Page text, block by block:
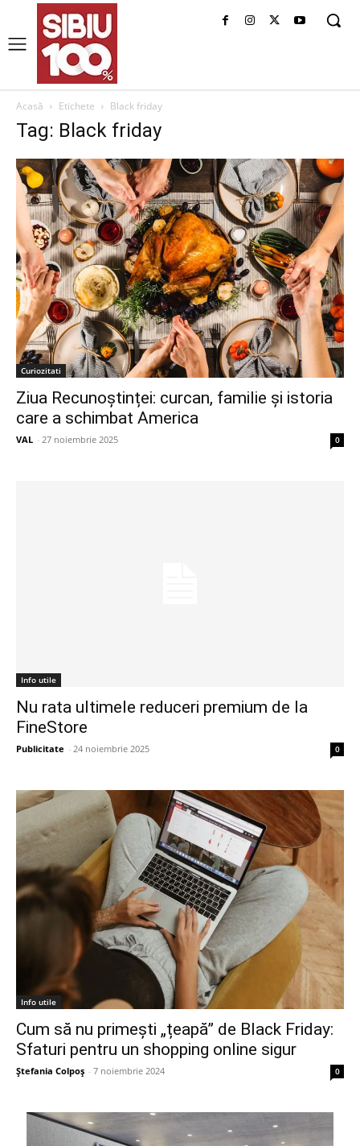
Acasă Etichete Black friday
Tag: Black friday
Curiozitati
Ziua Recunoștinței: curcan, familie și istoria
care a schimbat America
VAL - 27 noiembrie 2025 0
Info utile
Nu rata ultimele reduceri premium de la
FineStore
Publicitate - 24 noiembrie 2025 0
Info utile
Cum să nu primești „țeapă” de Black Friday:
Sfaturi pentru un shopping online sigur
Ștefania Colpoș - 7 noiembrie 2024 0